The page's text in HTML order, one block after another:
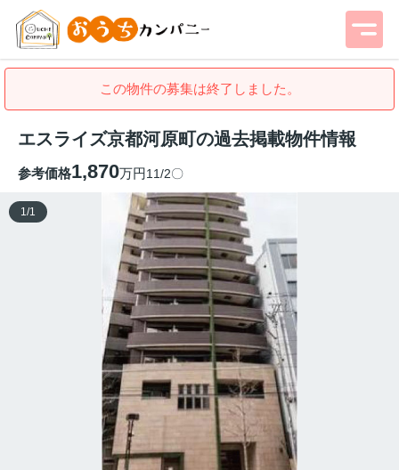
この物件の募集は終了しました。
エスライズ京都河原町の過去掲載物件情報
参考価格1,870万円11/2〇
1 /1